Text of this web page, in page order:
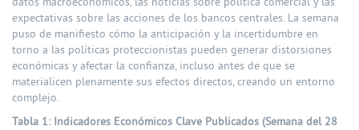
expectativas sobre las acciones de los bancos centrales. La semana
puso de manifiesto cómo la anticipación y la incertidumbre en
torno a las políticas proteccionistas pueden generar distorsiones
económicas y afectar la confianza, incluso antes de que se
materialicen plenamente sus efectos directos, creando un entorno
complejo.
Tabla 1: Indicadores Económicos Clave Publicados (Semana del 28